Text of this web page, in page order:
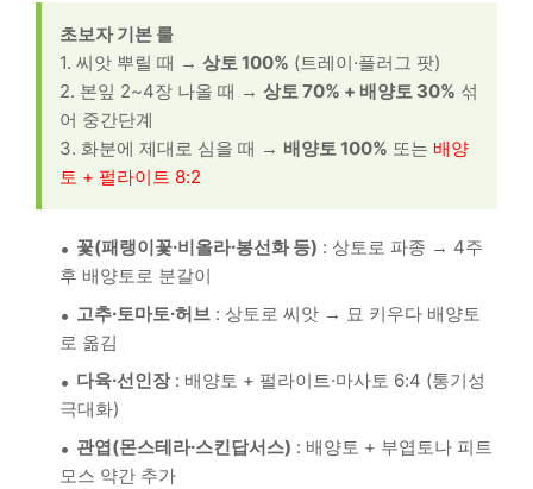
초보자 기본 룰
1. 씨앗 뿌릴 때 → 상토 100% (트레이·플러그 팟)
2. 본잎 2~4장 나올 때 → 상토 70% + 배양토 30% 섞
어 중간단계
3. 화분에 제대로 심을 때 → 배양토 100% 또는 배양
토 + 펄라이트 8:2
꽃(패랭이꽃·비올라·봉선화 등) : 상토로 파종 → 4주
후 배양토로 분갈이
고추·토마토·허브 : 상토로 씨앗 → 묘 키우다 배양토
로 옮김
다육·선인장: 배양토 + 펄라이트·마사토 6:4 (통기성
극대화)
관엽(몬스테라·스킨답서스) : 배양토 + 부엽토나 피트
모스 약간 추가